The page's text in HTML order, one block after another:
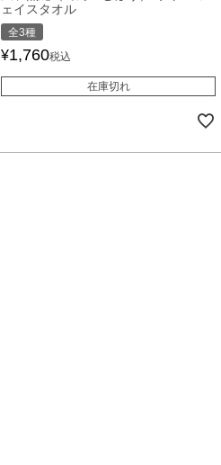
ェイスタオル
全3種
¥1,760税込
在庫切れ